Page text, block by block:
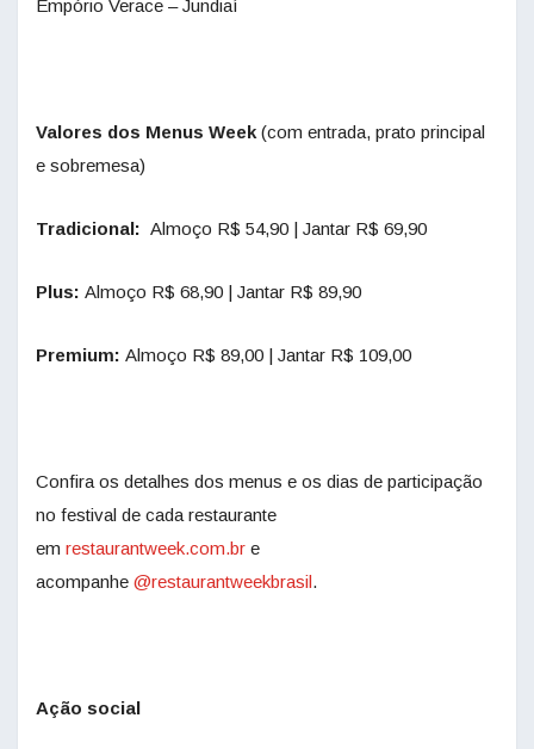
Empório Verace – Jundiaí
Valores dos Menus Week (com entrada, prato principal
e sobremesa)
Tradicional: Almoço R$ 54,90 | Jantar R$ 69,90
Plus: Almoço R$ 68,90 | Jantar R$ 89,90
Premium: Almoço R$ 89,00 | Jantar R$ 109,00
Confira os detalhes dos menus e os dias de participação
no festival de cada restaurante
em restaurantweek.com.br e
acompanhe @restaurantweekbrasil.
Ação social